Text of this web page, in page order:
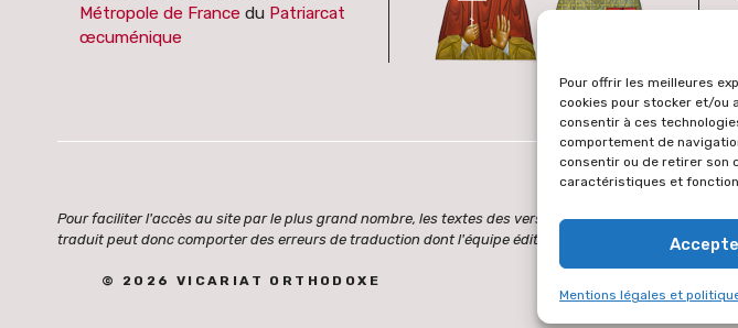
Pour offrir les meilleures
cookies pour stocker et/ou
consentir à ces
comportement de
consentir ou de retirer son
caractéristiques et
Mentions légales et
Métropole de France du Patriarcat
œcuménique
Pour faciliter l'accès au site par le plus grand nombre, les textes des versions étrangères sont
traduit peut donc comporter des erreurs de traduction dont l'équipe éditoriale ne peut être tenue
© 2026 VICARIAT ORTHODOXE